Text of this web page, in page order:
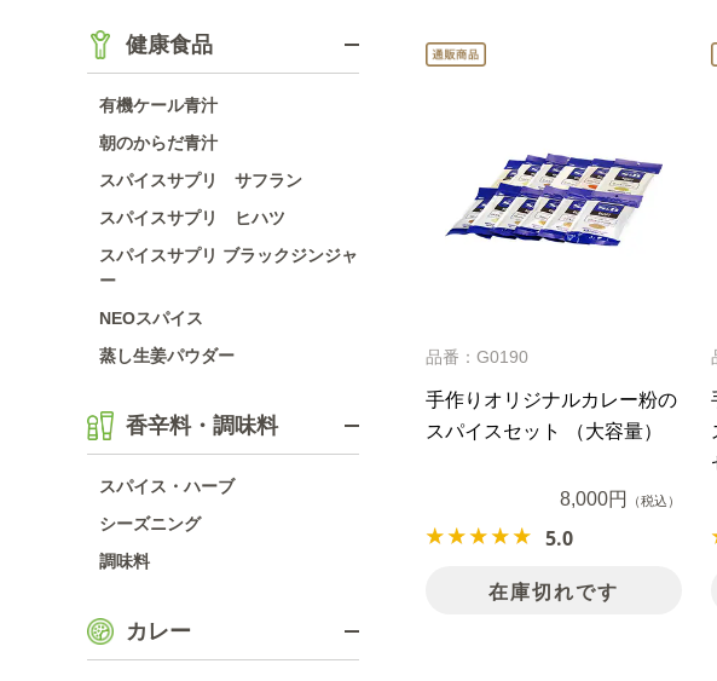
健康食品
有機ケール青汁
朝のからだ青汁
スパイスサプリ サフラン
スパイスサプリ ヒハツ
スパイスサプリ ブラックジンジャ
ー
NEOスパイス
蒸し生姜パウダー
香辛料・調味料
スパイス・ハーブ
シーズニング
調味料
カレー
品番：G0190
手作りオリジナルカレー粉の
スパイスセット （大容量）
8,000円 （税込）
5.0
在庫切れです